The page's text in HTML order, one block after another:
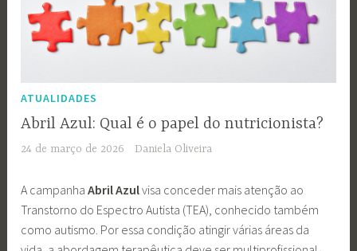
ATUALIDADES
Abril Azul: Qual é o papel do nutricionista?
24 de março de 2026 Daniela Oliveira
A campanhaAbril Azulvisa conceder mais atenção ao
Transtorno do Espectro Autista (TEA), conhecido também
como autismo. Por essa condição atingir várias áreas da